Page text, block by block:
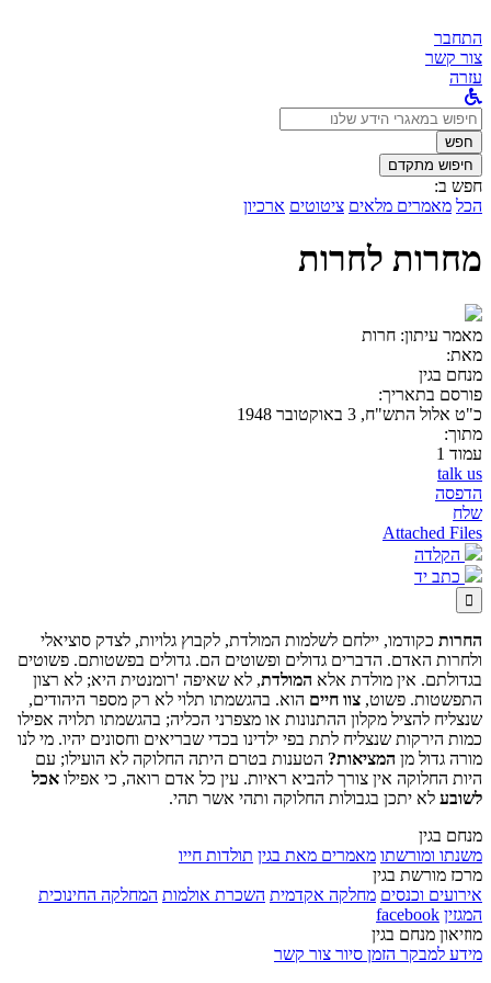
התחבר
צור קשר
עזרה
לחפש
ב:חפש
חיפוש מתקדם
חפש ב:
הכל מאמרים מלאים ציטוטים ארכיון
מחרות לחרות
מאמר עיתון: חרות
מאת:
מנחם בגין
פורסם בתאריך:
כ"ט אלול התש"ח, 3 באוקטובר 1948
מתוך:
עמוד 1
talk us
הדפסה
שלח
Attached Files
הקלדה
כתב יד

החרות כקודמו, יילחם לשלמות המולדת, לקבוץ גלויות, לצדק סוציאלי
ולחרות האדם. הדברים גדולים ופשוטים הם. גדולים בפשטותם. פשוטים
בגדולתם. אין מולדת אלא המולדת, לא שאיפה 'רומנטית היא; לא רצון
התפשטות. פשוט, צוו חיים הוא. בהגשמתו תלוי לא רק מספר היהודים,
שנצליח להציל מקלון ההתנונות או מצפרני הכליה; בהגשמתו תלויה אפילו
כמות הירקות שנצליח לתת בפי ילדינו בכדי שבריאים וחסונים יהיו. מי לנו
מורה גדול מן המציאות? הטענות בטרם היתה החלוקה לא הועילו; עם
היות החלוקה אין צורך להביא ראיות. עין כל אדם רואה, כי אפילו אכל
לשובע לא יתכן בגבולות החלוקה ותהי אשר תהי.
מנחם בגין
משנתו ומורשתו מאמרים מאת בגין תולדות חייו
מרכז מורשת בגין
אירועים וכנסים מחלקה אקדמית השכרת אולמות המחלקה החינוכית
המגזין facebook
מוזיאון מנחם בגין
מידע למבקר הזמן סיור צור קשר